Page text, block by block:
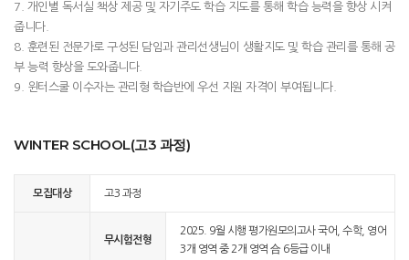
7. 개인별 독서실 책상 제공 및 자기주도 학습 지도를 통해 학습 능력을 향상 시켜
줍니다.
8. 훈련된 전문가로 구성된 담임과 관리선생님이 생활지도 및 학습 관리를 통해 공
부 능력 향상을 도와줍니다.
9. 윈터스쿨 이수자는 관리형 학습반에 우선 지원 자격이 부여됩니다.
WINTER SCHOOL(고3 과정)
모집대상 고3 과정
무시험전형
2025. 9월 시행 평가원모의고사 국어, 수학, 영어
3개 영역 중 2개 영역 合 6등급 이내